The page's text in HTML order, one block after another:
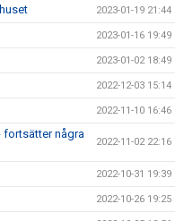
2023-01-19 21:44
2023-01-16 19:49
2023-01-02 18:49
2022-12-03 15:14
2022-11-10 16:46
fortsätter några
2022-11-02 22:16
2022-10-31 19:39
2022-10-26 19:25